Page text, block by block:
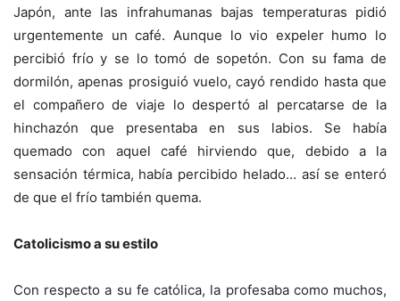
Japón, ante las infrahumanas bajas temperaturas pidió
urgentemente un café. Aunque lo vio expeler humo lo
percibió frío y se lo tomó de sopetón. Con su fama de
dormilón, apenas prosiguió vuelo, cayó rendido hasta que
el compañero de viaje lo despertó al percatarse de la
hinchazón que presentaba en sus labios. Se había
quemado con aquel café hirviendo que, debido a la
sensación térmica, había percibido helado… así se enteró
de que el frío también quema.
Catolicismo a su estilo
Con respecto a su fe católica, la profesaba como muchos,